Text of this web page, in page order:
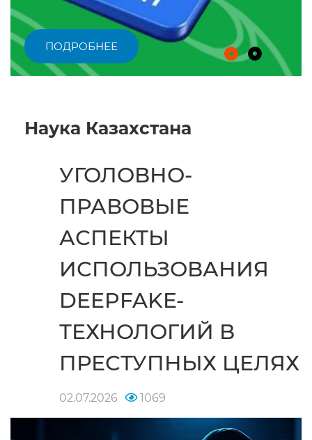
ПОДРОБНЕЕ
Наука Казахстана
УГОЛОВНО-
ПРАВОВЫЕ
АСПЕКТЫ
ИСПОЛЬЗОВАНИЯ
DEEPFAKE-
ТЕХНОЛОГИЙ В
ПРЕСТУПНЫХ ЦЕЛЯХ
02.07.2026 1069